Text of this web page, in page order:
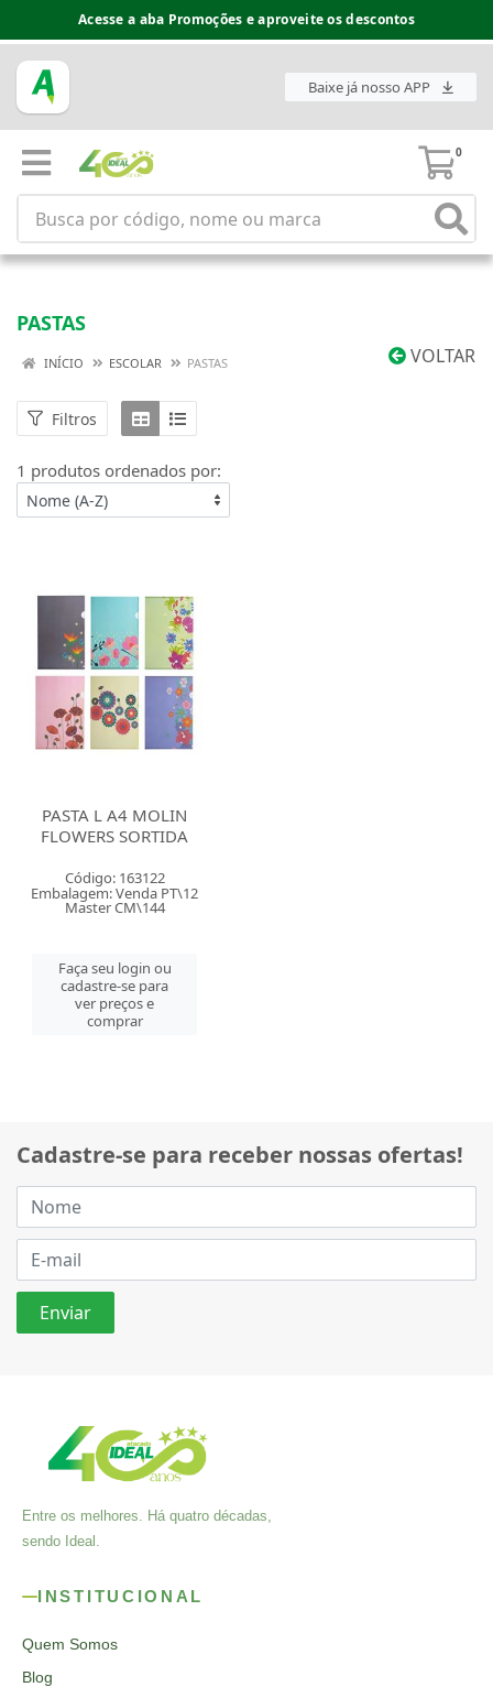
Acesse a aba Promoções e aproveite os descontos
Baixe já nosso APP
0
PASTAS
VOLTAR
INÍCIO ESCOLAR PASTAS
Filtros
1 produtos ordenados por:
PASTA L A4 MOLIN
FLOWERS SORTIDA
Código: 163122
Embalagem: Venda PT\12
Master CM\144
Faça seu login ou
cadastre-se para
ver preços e
comprar
Cadastre-se para receber nossas ofertas!
Entre os melhores. Há quatro décadas,
sendo Ideal.
INSTITUCIONAL
Quem Somos
Blog